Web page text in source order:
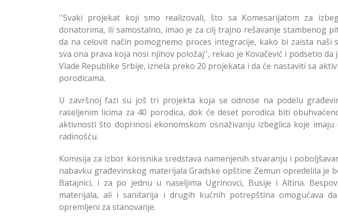
''Svaki projekat koji smo realizovali, što sa Komesarijatom za
donatorima, ili samostalno, imao je za cilj trajno rešavanje stambenog
da na celovit način pomognemo proces integracije, kako bi zaista naši
sva ona prava koja nosi njihov položaj'', rekao je Kovačević i podsetio
Vlade Republike Srbije, iznela preko 20 projekata i da će nastaviti sa
porodicama.
U završnoj fazi su još tri projekta koja se odnose na podelu
raseljenim licima za 40 porodica, dok će deset porodica biti
aktivnosti što doprinosi ekonomskom osnaživanju izbeglica koje
radinošću.
Komisija za izbor korisnika sredstava namenjenih stvaranju i
nabavku građevinskog materijala Gradske opštine Zemun opredelila je
Batajnici, i za po jednu u naseljima Ugrinovci, Busije i Altina.
materijala, ali i sanitarija i drugih kućnih potrepština omogućava
opremljeni za stanovanje.